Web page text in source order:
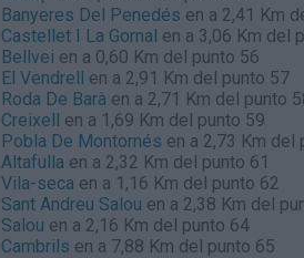
Banyeres Del Penedés en a 2,41 Km
Castellet I La Gornal en a 3,06 Km del
Bellvei en a 0,60 Km del punto 56
El Vendrell en a 2,91 Km del punto 57
Roda De Barà en a 2,71 Km del punto
Creixell en a 1,69 Km del punto 59
Pobla De Montornés en a 2,73 Km del
Altafulla en a 2,32 Km del punto 61
Vila-seca en a 1,16 Km del punto 62
Sant Andreu Salou en a 2,38 Km del
Salou en a 2,16 Km del punto 64
Cambrils en a 7,88 Km del punto 65